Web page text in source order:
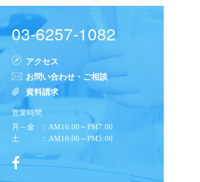
03-6257-1082
アクセス
お問い合わせ・ご相談
資料請求
営業時間
月～金
： AM10:00～PM7:00
土
： AM10:00～PM5:00